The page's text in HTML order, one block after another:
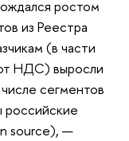
ростом
из Реестра
(в части
НДС) выросли
сегментов
российские
source), —